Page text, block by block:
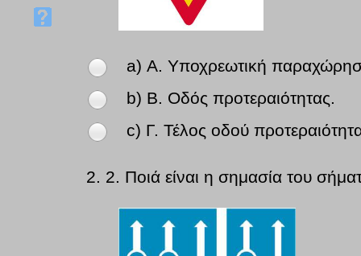
a) Α. Υποχρεωτική
b) Β. Οδός προτεραιότητας.
c) Γ. Τέλος οδού
2. 2. Ποιά είναι η σημασία του